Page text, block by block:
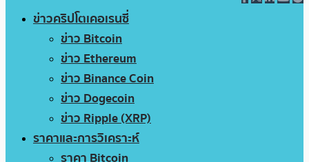
ข่าวคริปโตเคอเรนซี่
ข่าว Bitcoin
ข่าว Ethereum
ข่าว Binance Coin
ข่าว Dogecoin
ข่าว Ripple (XRP)
ราคาและการวิเคราะห์